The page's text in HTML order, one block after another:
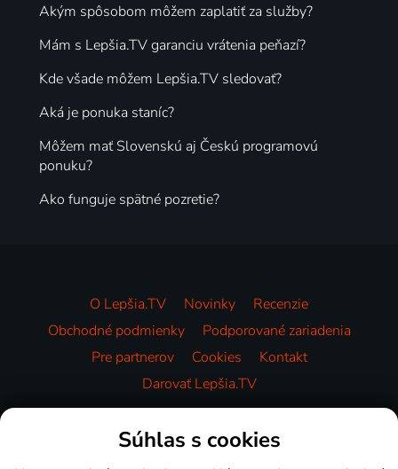
Akým spôsobom môžem zaplatiť za služby?
Mám s Lepšia.TV garanciu vrátenia peňazí?
Kde všade môžem Lepšia.TV sledovať?
Aká je ponuka staníc?
Môžem mať Slovenskú aj Českú programovú
ponuku?
Ako funguje spätné pozretie?
O Lepšia.TV Novinky
Recenzie
Obchodné podmienky
Podporované zariadenia
Pre partnerov
Cookies
Kontakt
Darovať Lepšia.TV
Videotéka
Súhlas s cookies